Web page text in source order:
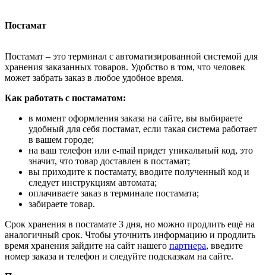
Постамат
Постамат – это терминал с автоматизированной системой для
хранения заказанных товаров. Удобство в том, что человек
может забрать заказ в любое удобное время.
Как работать с постаматом:
в момент оформления заказа на сайте, вы выбираете
удобный для себя постамат, если такая система работает
в вашем городе;
на ваш телефон или e-mail придет уникальный код, это
значит, что товар доставлен в постамат;
вы приходите к постамату, вводите полученный код и
следует инструкциям автомата;
оплачиваете заказ в терминале постамата;
забираете товар.
Срок хранения в постамате 3 дня, но можно продлить ещё на
аналогичный срок. Чтобы уточнить информацию и продлить
время хранения зайдите на сайт нашего партнера, введите
номер заказа и телефон и следуйте подсказкам на сайте.